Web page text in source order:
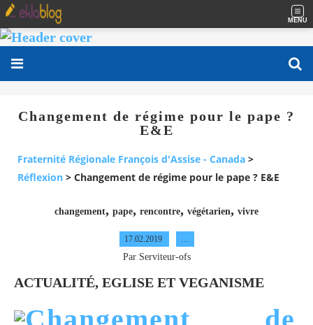
MENU
Changement de régime pour le pape ?
E&E
Fraternité Régionale François d'Assise - Canada >
Réflexion > Changement de régime pour le pape ? E&E
changement, pape, rencontre, végétarien, vivre
17.02.2019
Par Serviteur-ofs
ACTUALITÉ, EGLISE ET VEGANISME